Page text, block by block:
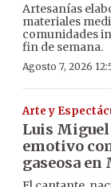
Artesanías
materiales
comunidades
fin de semana.
Agosto 7, 2026
Arte y
Luis Miguel
emotivo
gaseosa en